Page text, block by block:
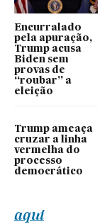
Encurralado
pela apuração,
Trump acusa
Biden sem
provas de
“roubar” a
eleição
Trump ameaça
cruzar a linha
vermelha do
processo
democrático
aqui